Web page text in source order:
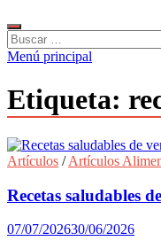
Buscar:
Menú principal
Etiqueta:
Artículos /Artículos
Recetas saludables
07/07/202630/06/2026